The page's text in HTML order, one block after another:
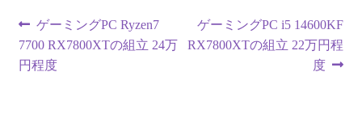
投
稿
前
の
投
ゲーミングPC Ryzen7
7700 RX7800XTの組立 24万
円程度
次
の
ゲーミングPC i5 14600KF
RX7800XTの組立 22万円程
度